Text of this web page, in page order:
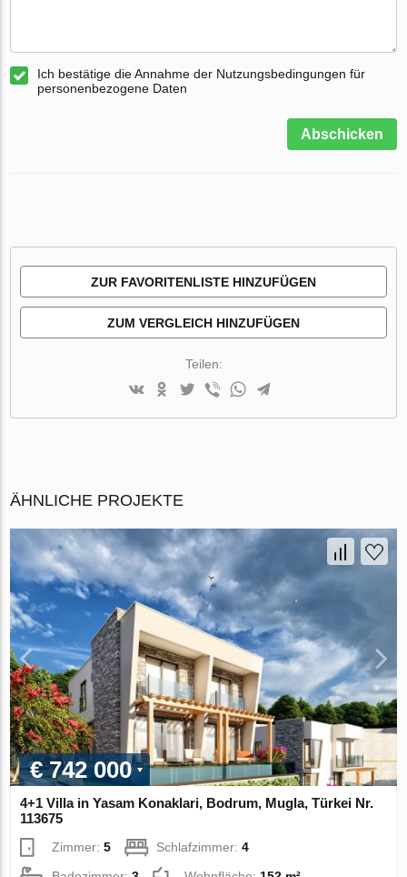
Ich bestätige die Annahme der Nutzungsbedingungen für
personenbezogene Daten
Abschicken
ZUR FAVORITENLISTE HINZUFÜGEN
ZUM VERGLEICH HINZUFÜGEN
Teilen:
ÄHNLICHE PROJEKTE
€ 742 000
4+1 Villa in Yasam Konaklari, Bodrum, Mugla, Türkei Nr.
113675
Zimmer:5 Schlafzimmer:4